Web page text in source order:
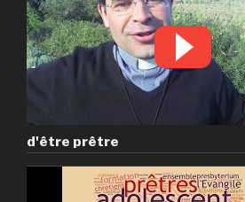
d'être prêtre